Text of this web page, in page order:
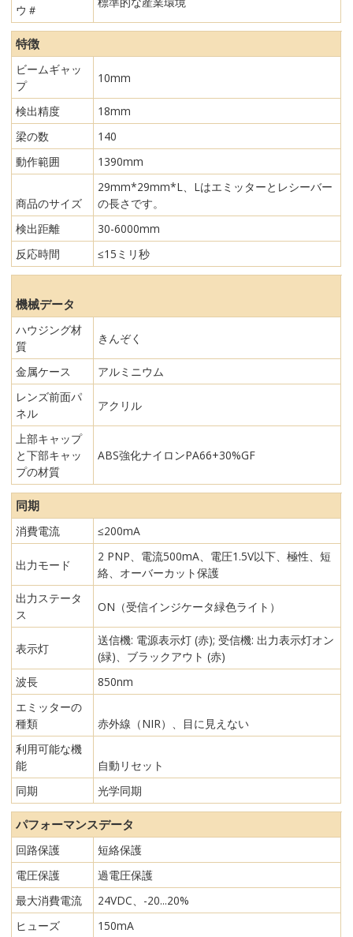
ウ＃
特徴
ビームギャッ
プ
10mm
検出精度
18mm
梁の数
140
動作範囲
1390mm
商品のサイズ
29mm*29mm*L、Lはエミッターとレシーバー
の長さです。
検出距離
30-6000mm
反応時間
≤15ミリ秒
機械データ
ハウジング材
質
きんぞく
金属ケース
アルミニウム
レンズ前面パ
ネル
アクリル
上部キャップ
と下部キャッ
プの材質
ABS強化ナイロンPA66+30%GF
同期
消費電流 ≤200mA
出力モード
2 PNP、電流500mA、電圧1.5V以下、極性、短
絡、オーバーカット保護
出力ステータ
ス
ON（受信インジケータ緑色ライト）
表示灯
送信機: 電源表示灯 (赤); 受信機: 出力表示灯オン
(緑)、ブラックアウト (赤)
波長
850nm
エミッターの
種類
赤外線（NIR）、目に見えない
利用可能な機
能
自動リセット
同期
光学同期
パフォーマンスデータ
回路保護
短絡保護
電圧保護
過電圧保護
最大消費電流
24VDC、-20...20%
ヒューズ
150mA